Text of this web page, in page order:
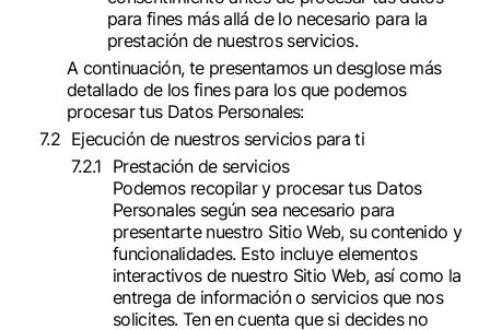
para fines más allá de lo necesario para la
prestación de nuestros servicios.
A continuación, te presentamos un desglose más
detallado de los fines para los que podemos
procesar tus Datos Personales:
Ejecución de nuestros servicios para ti
Prestación de servicios
Podemos recopilar y procesar tus Datos
Personales según sea necesario para
presentarte nuestro Sitio Web, su contenido y
funcionalidades. Esto incluye elementos
interactivos de nuestro Sitio Web, así como la
entrega de información o servicios que nos
solicites. Ten en cuenta que si decides no